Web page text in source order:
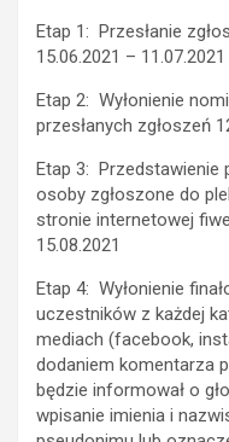
Etap 1: Przesłanie
15.06.2021 – 11.07.2021
Etap 2: Wyłonienie
przesłanych zgłoszeń
Etap 3: Przedstawienie
osoby zgłoszone do
stronie internetowej
15.08.2021
Etap 4: Wyłonienie
uczestników z każdej
mediach (facebook,
dodaniem komentarza
będzie informował o
wpisanie imienia i